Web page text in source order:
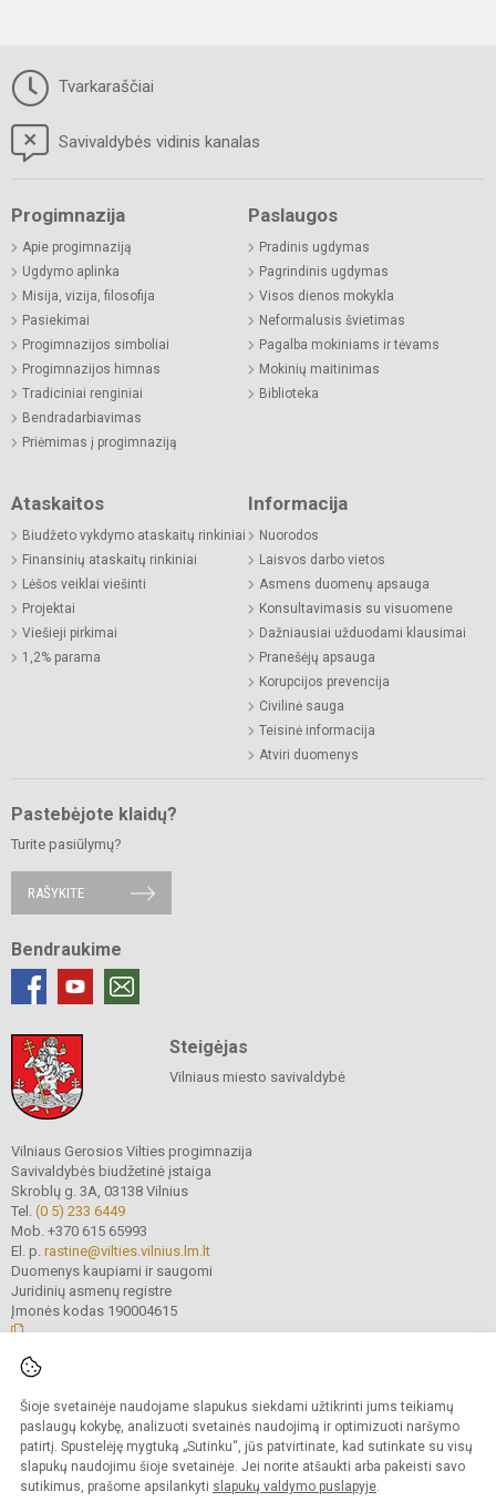
Šioje svetainėje naudojame slapukus siekdami užtikrinti jums teikiamų
paslaugų kokybę, analizuoti svetainės naudojimą ir optimizuoti naršymo
patirtį. Spustelėję mygtuką „Sutinku“, jūs patvirtinate, kad sutinkate su visų
slapukų naudojimu šioje svetainėje. Jei norite atšaukti arba pakeisti savo
sutikimus, prašome apsilankyti slapukų valdymo puslapyje.
Tvarkaraščiai
Savivaldybės vidinis kanalas
Progimnazija
Apie progimnaziją
Ugdymo aplinka
Misija, vizija, filosofija
Pasiekimai
Progimnazijos simboliai
Progimnazijos himnas
Tradiciniai renginiai
Bendradarbiavimas
Priėmimas į progimnaziją
Paslaugos
Pradinis ugdymas
Pagrindinis ugdymas
Visos dienos mokykla
Neformalusis švietimas
Pagalba mokiniams ir tėvams
Mokinių maitinimas
Biblioteka
Ataskaitos
Biudžeto vykdymo ataskaitų rinkiniai
Finansinių ataskaitų rinkiniai
Lėšos veiklai viešinti
Projektai
Viešieji pirkimai
1,2% parama
Informacija
Nuorodos
Laisvos darbo vietos
Asmens duomenų apsauga
Konsultavimasis su visuomene
Dažniausiai užduodami klausimai
Pranešėjų apsauga
Korupcijos prevencija
Civilinė sauga
Teisinė informacija
Atviri duomenys
Pastebėjote klaidų?
Turite pasiūlymų?
RAŠYKITE
Bendraukime
Steigėjas
Vilniaus miesto savivaldybė
Vilniaus Gerosios Vilties progimnazija
Savivaldybės biudžetinė įstaiga
Skroblų g. 3A, 03138 Vilnius
Tel. (0 5) 233 6449
Mob. +370 615 65993
El. p. rastine@vilties.vilnius.lm.lt
Duomenys kaupiami ir saugomi
Juridinių asmenų registre
Įmonės kodas 190004615
Kopijuoti turinį be raštiško progimnazijos administracijos sutikimo griežtai
draudžiama.
Prieinamumo paraiška Slapukų valdymas
Sumanus būdas atnaujinti